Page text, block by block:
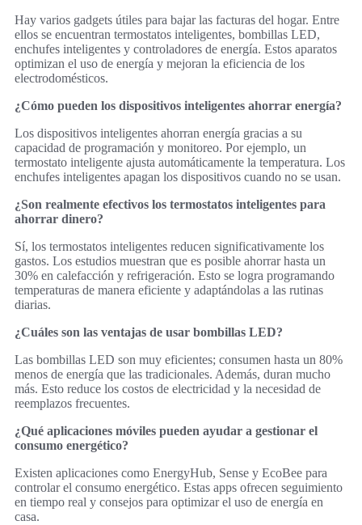
Hay varios gadgets útiles para bajar las facturas del hogar. Entre
ellos se encuentran termostatos inteligentes, bombillas LED,
enchufes inteligentes y controladores de energía. Estos aparatos
optimizan el uso de energía y mejoran la eficiencia de los
electrodomésticos.
¿Cómo pueden los dispositivos inteligentes ahorrar energía?
Los dispositivos inteligentes ahorran energía gracias a su
capacidad de programación y monitoreo. Por ejemplo, un
termostato inteligente ajusta automáticamente la temperatura. Los
enchufes inteligentes apagan los dispositivos cuando no se usan.
¿Son realmente efectivos los termostatos inteligentes para
ahorrar dinero?
Sí, los termostatos inteligentes reducen significativamente los
gastos. Los estudios muestran que es posible ahorrar hasta un
30% en calefacción y refrigeración. Esto se logra programando
temperaturas de manera eficiente y adaptándolas a las rutinas
diarias.
¿Cuáles son las ventajas de usar bombillas LED?
Las bombillas LED son muy eficientes; consumen hasta un 80%
menos de energía que las tradicionales. Además, duran mucho
más. Esto reduce los costos de electricidad y la necesidad de
reemplazos frecuentes.
¿Qué aplicaciones móviles pueden ayudar a gestionar el
consumo energético?
Existen aplicaciones como EnergyHub, Sense y EcoBee para
controlar el consumo energético. Estas apps ofrecen seguimiento
en tiempo real y consejos para optimizar el uso de energía en
casa.